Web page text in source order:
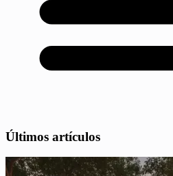
Últimos artículos